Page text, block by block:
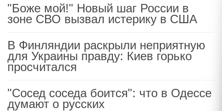
"Боже мой!" Новый шаг России в
зоне СВО вызвал истерику в США
В Финляндии раскрыли неприятную
для Украины правду: Киев горько
просчитался
"Сосед соседа боится": что в Одессе
думают о русских